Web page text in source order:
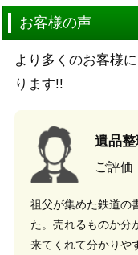
お客様の声
より多くのお客様
ります!!
遺品
ご評価
祖父が集めた鉄道の
た。売れるものか分
来てくれて分かりや